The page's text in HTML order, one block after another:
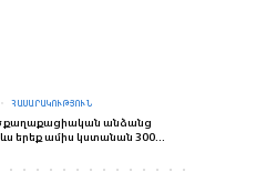
ՀԱՍԱՐԱԿՈՒԹՅՈՒՆ
քաղաքացիական անձանց
երեք ամիս կստանան 300